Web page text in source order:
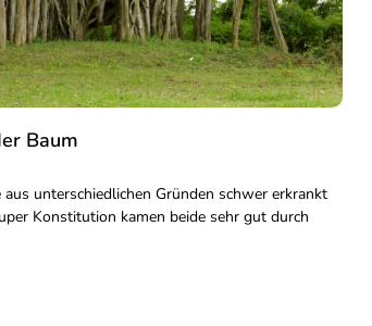
Baum
unterschiedlichen Gründen schwer erkrankt
Konstitution kamen beide sehr gut durch